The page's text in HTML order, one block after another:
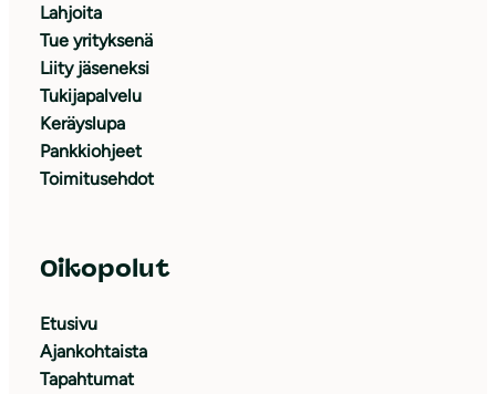
Lahjoita
Tue yrityksenä
Liity jäseneksi
Tukijapalvelu
Keräyslupa
Pankkiohjeet
Toimitusehdot
Oikopolut
Etusivu
Ajankohtaista
Tapahtumat